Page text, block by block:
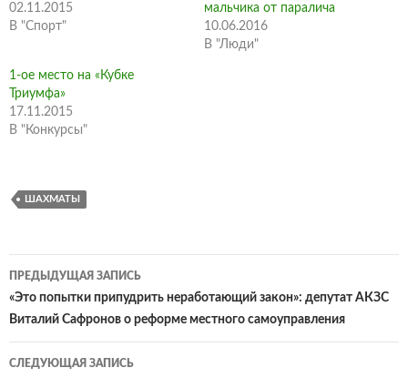
02.11.2015
В "Спорт"
мальчика от паралича
10.06.2016
В "Люди"
1-ое место на «Кубке
Триумфа»
17.11.2015
В "Конкурсы"
ШАХМАТЫ
Навигация
по
записям
ПРЕДЫДУЩАЯ ЗАПИСЬ
«Это попытки припудрить неработающий закон»: депутат АКЗС
Виталий Сафронов о реформе местного самоуправления
СЛЕДУЮЩАЯ ЗАПИСЬ